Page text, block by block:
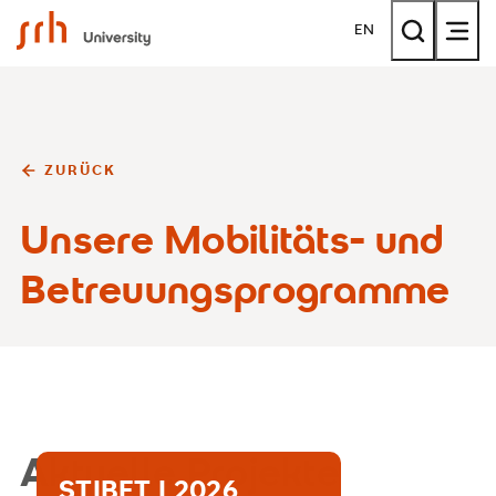
SRH University EN
ZURÜCK
Unsere Mobilitäts- und
Betreuungsprogramme
Aktuelle Projekte